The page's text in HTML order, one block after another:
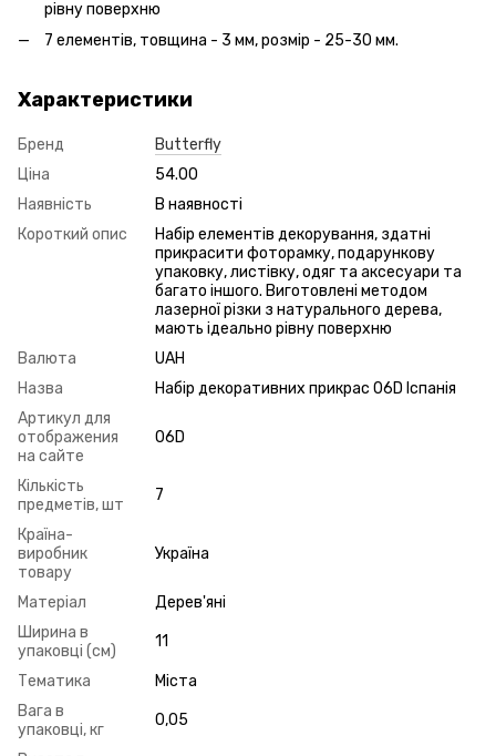
рівну поверхню
7 елементів, товщина - 3 мм, розмір - 25-30 мм.
Характеристики
Бренд
Butterfly
Ціна
54.00
Наявність
В наявності
Короткий опис
Набір елементів декорування, здатні
прикрасити фоторамку, подарункову
упаковку, листівку, одяг та аксесуари та
багато іншого. Виготовлені методом
лазерної різки з натурального дерева,
мають ідеально рівну поверхню
Валюта
UAH
Назва
Набір декоративних прикрас 06D Іспанія
Артикул для
отображения
на сайте
06D
Кількість
предметів, шт
7
Країна-
виробник
товару
Україна
Матеріал
Дерев'яні
Ширина в
упаковці (см)
11
Тематика
Міста
Вага в
упаковці, кг
0,05